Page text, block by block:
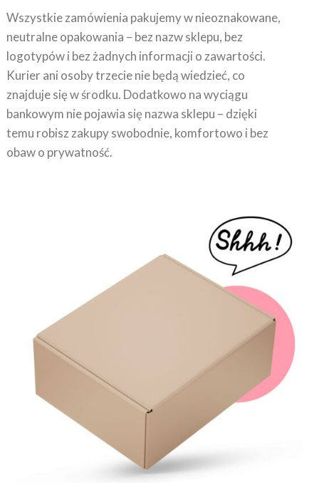
Wszystkie zamówienia pakujemy w nieoznakowane,
neutralne opakowania – bez nazw sklepu, bez
logotypów i bez żadnych informacji o zawartości.
Kurier ani osoby trzecie nie będą wiedzieć, co
znajduje się w środku. Dodatkowo na wyciągu
bankowym nie pojawia się nazwa sklepu – dzięki
temu robisz zakupy swobodnie, komfortowo i bez
obaw o prywatność.